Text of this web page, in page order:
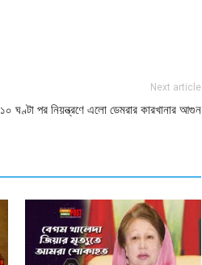
Next article
১০ ঘণ্টা পর নিয়ন্ত্রণে এলো ডেমরার কারখানার আগুন